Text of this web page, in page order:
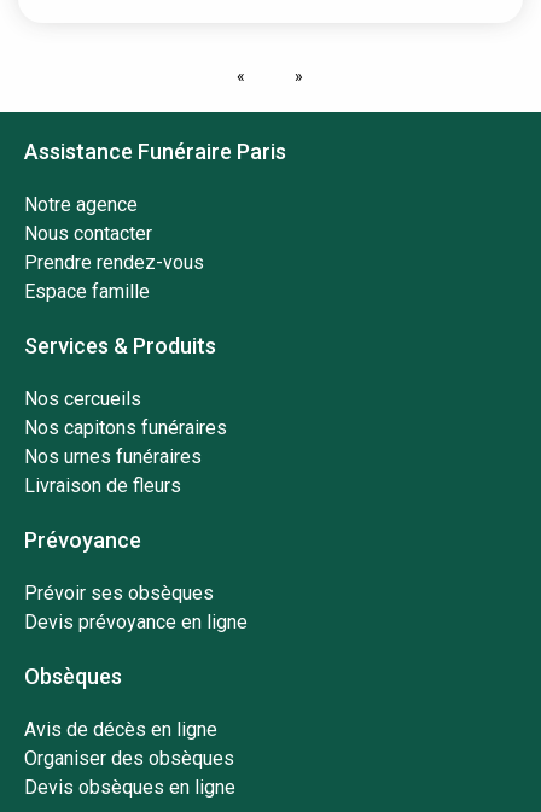
Assistance Funéraire Paris
Notre agence
Nous contacter
Prendre rendez-vous
Espace famille
Services & Produits
Nos cercueils
Nos capitons funéraires
Nos urnes funéraires
Livraison de fleurs
Prévoyance
Prévoir ses obsèques
Devis prévoyance en ligne
Obsèques
Avis de décès en ligne
Organiser des obsèques
Devis obsèques en ligne